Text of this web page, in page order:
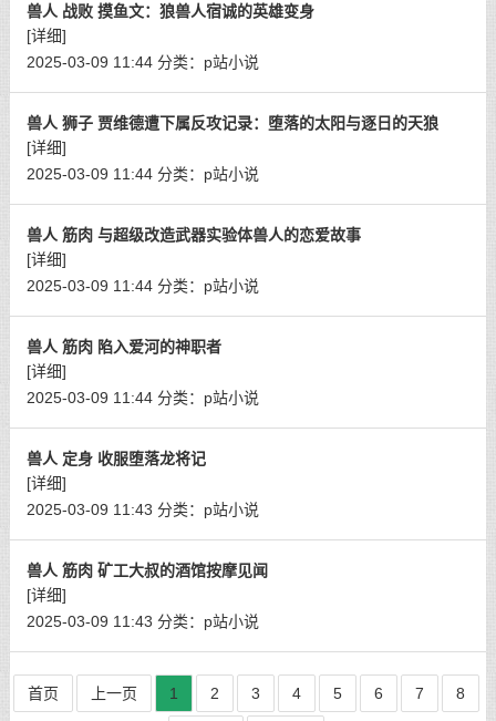
兽人 战败 摸鱼文：狼兽人宿诚的英雄变身
[详细]
2025-03-09 11:44 分类： p站小说
兽人 狮子 贾维德遭下属反攻记录：堕落的太阳与逐日的天狼
[详细]
2025-03-09 11:44 分类： p站小说
兽人 筋肉 与超级改造武器实验体兽人的恋爱故事
[详细]
2025-03-09 11:44 分类： p站小说
兽人 筋肉 陷入爱河的神职者
[详细]
2025-03-09 11:44 分类： p站小说
兽人 定身 收服堕落龙将记
[详细]
2025-03-09 11:43 分类： p站小说
兽人 筋肉 矿工大叔的酒馆按摩见闻
[详细]
2025-03-09 11:43 分类： p站小说
首页 上一页 1 2 3 4 5 6 7 8